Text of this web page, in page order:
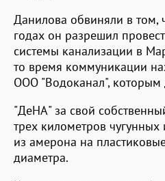
Данилова обвиняли в том,
годах он разрешил
системы канализации в
то время коммуникации
ООО "Водоканал", которым
"ДеНА" за свой
трех километров
из амерона на
диаметра.